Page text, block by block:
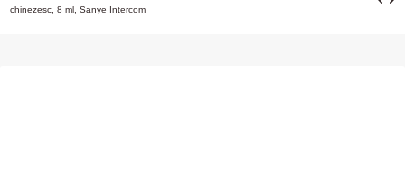
chinezesc, 8 ml, Sanye Intercom